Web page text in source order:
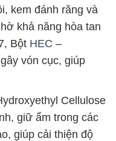
kem đánh răng và
khả năng hòa tan
Bột HEC –
vón cục, giúp
Cellulose
giữ ẩm trong các
giúp cải thiện độ